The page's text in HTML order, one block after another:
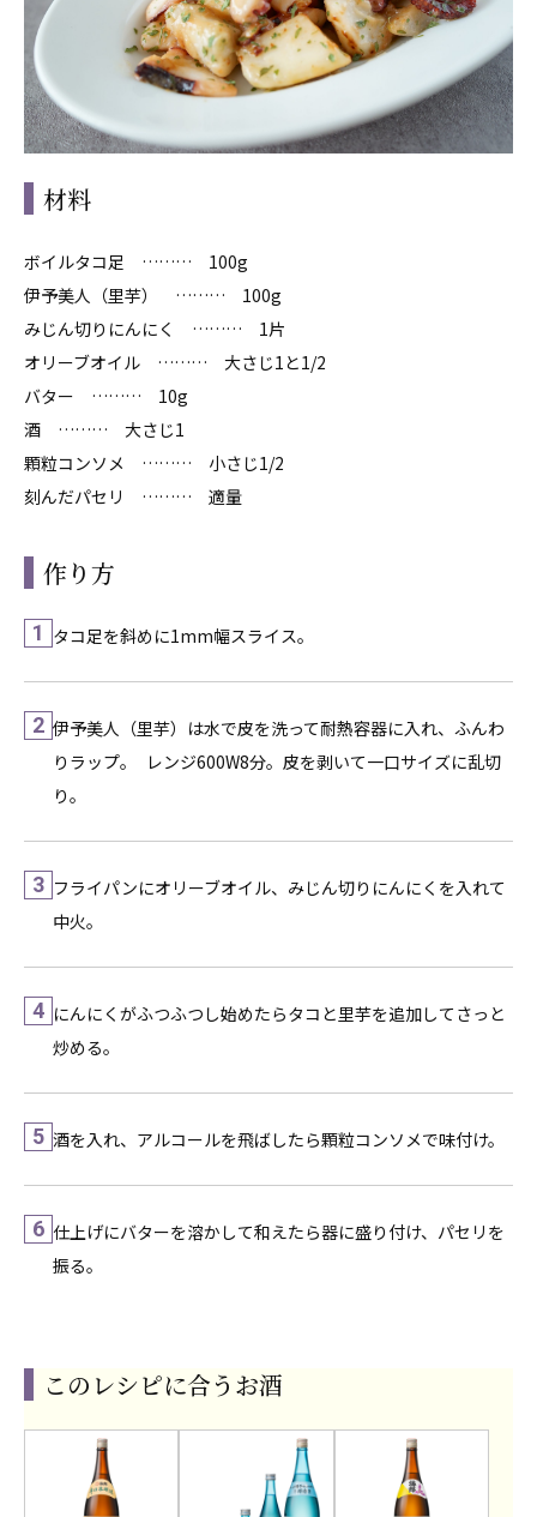
材料
ボイルタコ足 ……… 100g
伊予美人（里芋） ……… 100g
みじん切りにんにく ……… 1片
オリーブオイル ……… 大さじ1と1/2
バター ……… 10g
酒 ……… 大さじ1
顆粒コンソメ ……… 小さじ1/2
刻んだパセリ ……… 適量
作り方
1 タコ足を斜めに1mm幅スライス。
2 伊予美人（里芋）は水で皮を洗って耐熱容器に入れ、ふんわ
りラップ。 レンジ600W8分。皮を剥いて一口サイズに乱切
り。
3 フライパンにオリーブオイル、みじん切りにんにくを入れて
中火。
4 にんにくがふつふつし始めたらタコと里芋を追加してさっと
炒める。
5 酒を入れ、アルコールを飛ばしたら顆粒コンソメで味付け。
6 仕上げにバターを溶かして和えたら器に盛り付け、パセリを
振る。
このレシピに合うお酒